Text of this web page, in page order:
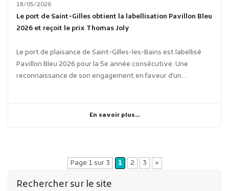
18/05/2026
Le port de Saint-Gilles obtient la labellisation Pavillon Bleu
2026 et reçoit le prix Thomas Joly
Le port de plaisance de Saint-Gilles-les-Bains est labellisé
Pavillon Bleu 2026 pour la 5e année consécutive. Une
reconnaissance de son engagement en faveur d’un...
En savoir plus...
Page 1 sur 3 1 2 3 »
Rechercher sur le site